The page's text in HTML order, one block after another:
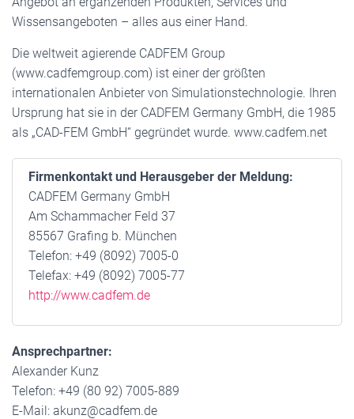
Wissensangeboten – alles aus einer Hand.
Die weltweit agierende CADFEM Group
(www.cadfemgroup.com) ist einer der größten
internationalen Anbieter von Simulationstechnologie. Ihren
Ursprung hat sie in der CADFEM Germany GmbH, die 1985
als „CAD-FEM GmbH“ gegründet wurde. www.cadfem.net
Firmenkontakt und Herausgeber der Meldung:
CADFEM Germany GmbH
Am Schammacher Feld 37
85567 Grafing b. München
Telefon: +49 (8092) 7005-0
Telefax: +49 (8092) 7005-77
http://www.cadfem.de
Ansprechpartner:
Alexander Kunz
Telefon: +49 (80 92) 7005-889
E-Mail: akunz@cadfem.de